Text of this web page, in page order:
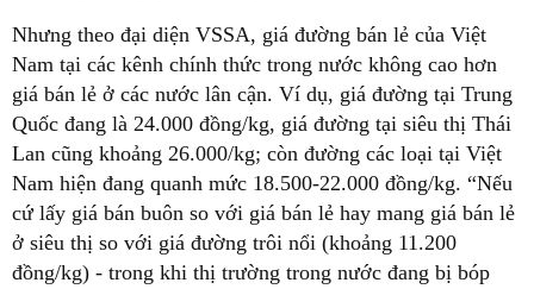
Nhưng theo đại diện VSSA, giá đường bán lẻ của Việt
Nam tại các kênh chính thức trong nước không cao hơn
giá bán lẻ ở các nước lân cận. Ví dụ, giá đường tại Trung
Quốc đang là 24.000 đồng/kg, giá đường tại siêu thị Thái
Lan cũng khoảng 26.000/kg; còn đường các loại tại Việt
Nam hiện đang quanh mức 18.500-22.000 đồng/kg. “Nếu
cứ lấy giá bán buôn so với giá bán lẻ hay mang giá bán lẻ
ở siêu thị so với giá đường trôi nổi (khoảng 11.200
đồng/kg) - trong khi thị trường trong nước đang bị bóp